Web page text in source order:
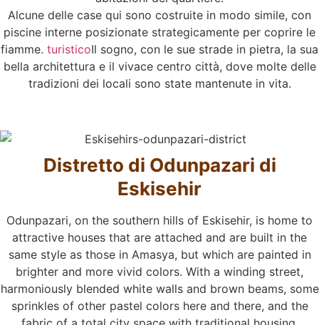
Alcune delle case qui sono costruite in modo simile, con
piscine interne posizionate strategicamente per coprire le
fiamme. turisticoIl sogno, con le sue strade in pietra, la sua
bella architettura e il vivace centro città, dove molte delle
tradizioni dei locali sono state mantenute in vita.
Distretto di Odunpazari di
Eskisehir
Odunpazari, on the southern hills of Eskisehir, is home to
attractive houses that are attached and are built in the
same style as those in Amasya, but which are painted in
brighter and more vivid colors. With a winding street,
harmoniously blended white walls and brown beams, some
sprinkles of other pastel colors here and there, and the